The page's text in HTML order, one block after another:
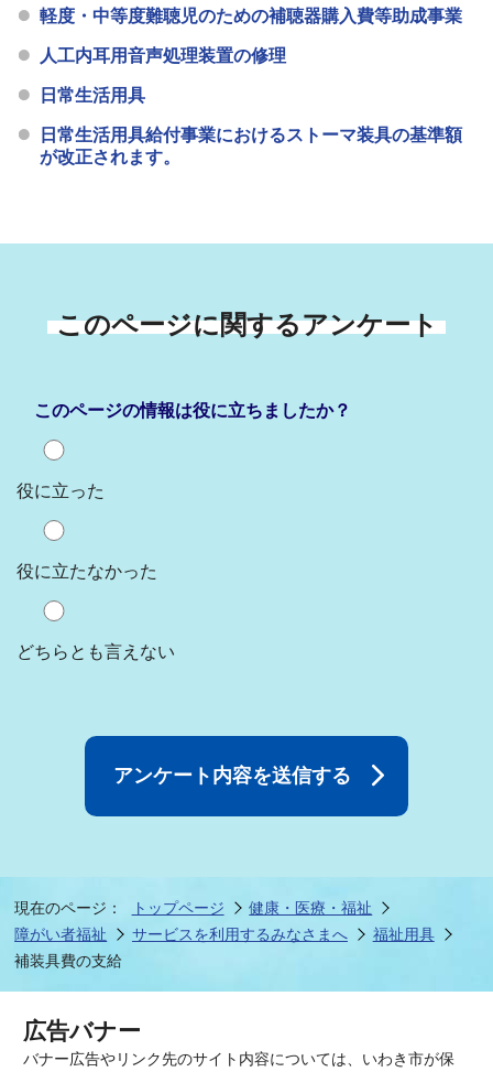
軽度・中等度難聴児のための補聴器購入費等助成事業
人工内耳用音声処理装置の修理
日常生活用具
日常生活用具給付事業におけるストーマ装具の基準額
が改正されます。
このページに関するアンケート
このページの情報は役に立ちましたか？
役に立った
役に立たなかった
どちらとも言えない
現在のページ： トップページ
健康・医療・福祉
障がい者福祉
サービスを利用するみなさまへ
福祉用具
補装具費の支給
広告バナー
バナー広告やリンク先のサイト内容については、いわき市が保